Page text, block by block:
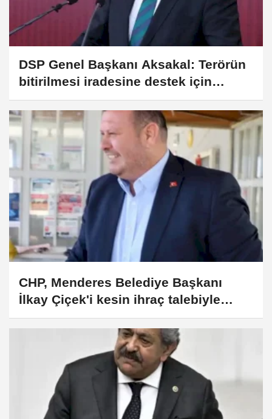
DSP Genel Başkanı Aksakal: Terörün
bitirilmesi iradesine destek için
imzalayacağım
CHP, Menderes Belediye Başkanı
İlkay Çiçek'i kesin ihraç talebiyle
disipline sevk etti